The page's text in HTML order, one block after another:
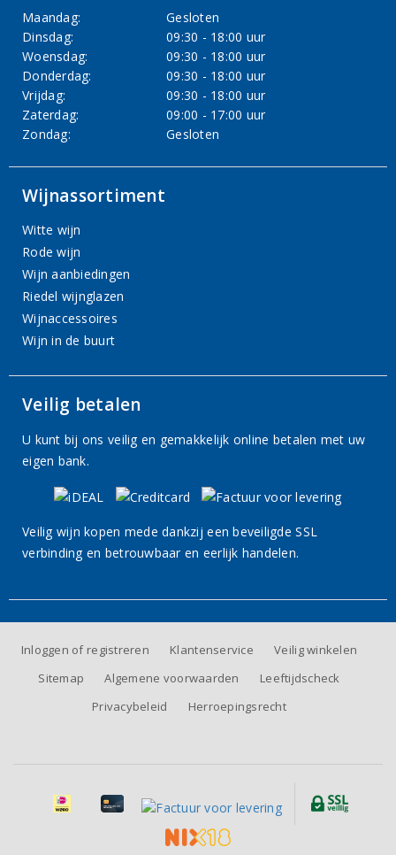
Maandag:
Gesloten
Dinsdag:
09:30 - 18:00 uur
Woensdag:
09:30 - 18:00 uur
Donderdag:
09:30 - 18:00 uur
Vrijdag:
09:30 - 18:00 uur
Zaterdag:
09:00 - 17:00 uur
Zondag:
Gesloten
Wijnassortiment
Witte wijn
Rode wijn
Wijn aanbiedingen
Riedel wijnglazen
Wijnaccessoires
Wijn in de buurt
Veilig betalen
U kunt bij ons veilig en gemakkelijk online betalen met uw
eigen bank.
Veilig wijn kopen mede dankzij een beveiligde SSL
verbinding en betrouwbaar en eerlijk handelen.
Inloggen of registreren Klantenservice
Veilig winkelen
Sitemap
Algemene voorwaarden
Leeftijdscheck
Privacybeleid
Herroepingsrecht